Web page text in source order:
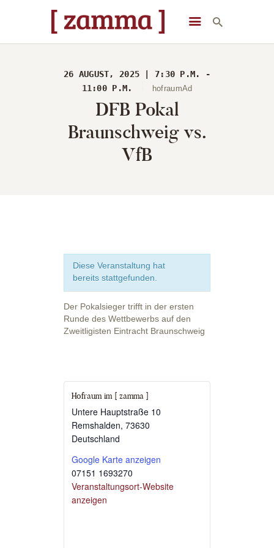
26 AUGUST, 2025 | 7:30 P.M. -
11:00 P.M.
hofraumAd
DFB Pokal
Braunschweig vs.
VfB
[ zamma ]
STARTSEITE
VERANSTALTUNGEN
DAS GEBÄUDE
ÜBER UNS
Diese Veranstaltung hat
bereits stattgefunden.
Der Pokalsieger trifft in der ersten
Runde des Wettbewerbs auf den
Zweitligisten Eintracht Braunschweig
Hofraum im [ zamma ]
Untere Hauptstraße 10
Remshalden, 73630
Deutschland
Google Karte anzeigen
07151 1693270
Veranstaltungsort-Website
anzeigen